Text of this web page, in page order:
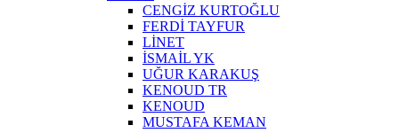
CENGİZ KURTOĞLU
FERDİ TAYFUR
LİNET
İSMAİL YK
UĞUR KARAKUŞ
KENOUD TR
KENOUD
MUSTAFA KEMAN